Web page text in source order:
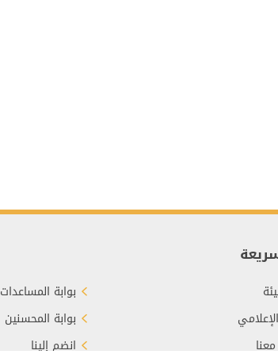
بوابة المساعدات
بوابة المحسنين
انضم إلينا